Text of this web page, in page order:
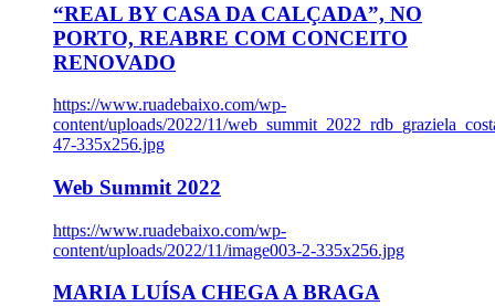
“REAL BY CASA DA CALÇADA”, NO
PORTO, REABRE COM CONCEITO
RENOVADO
https://www.ruadebaixo.com/wp-
content/uploads/2022/11/
47-335x256.jpg
Web Summit 2022
https://www.ruadebaixo.com/wp-
content/uploads/2022/11/image003-2-335x256.jpg
MARIA LUÍSA CHEGA A BRAGA